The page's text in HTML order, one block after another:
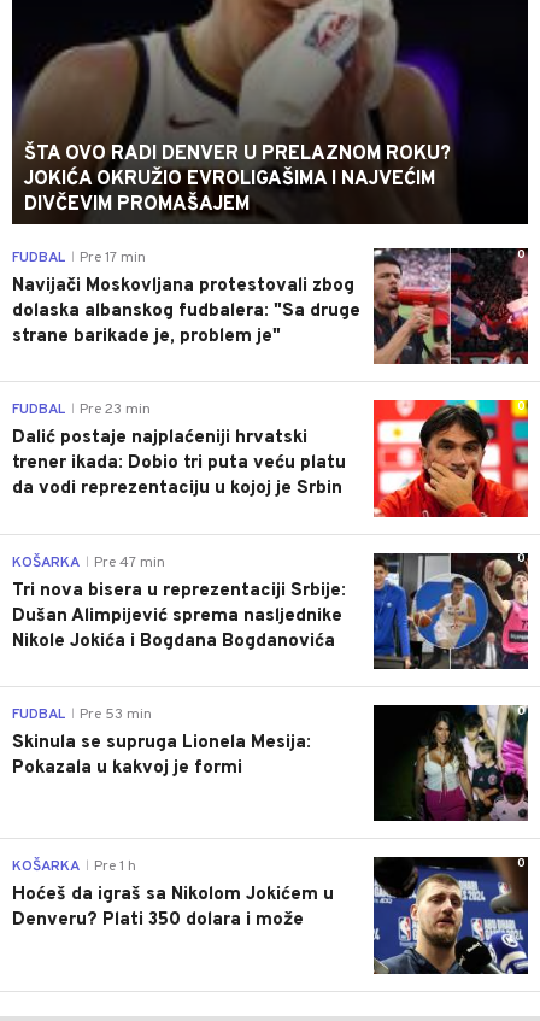
ŠTA OVO RADI DENVER U PRELAZNOM ROKU?
JOKIĆA OKRUŽIO EVROLIGAŠIMA I NAJVEĆIM
DIVČEVIM PROMAŠAJEM
0
FUDBAL Pre 17 min
Navijači Moskovljana protestovali zbog
dolaska albanskog fudbalera: "Sa druge
strane barikade je, problem je"
0
FUDBAL Pre 23 min
Dalić postaje najplaćeniji hrvatski
trener ikada: Dobio tri puta veću platu
da vodi reprezentaciju u kojoj je Srbin
0
KOŠARKA Pre 47 min
Tri nova bisera u reprezentaciji Srbije:
Dušan Alimpijević sprema nasljednike
Nikole Jokića i Bogdana Bogdanovića
0
FUDBAL Pre 53 min
Skinula se supruga Lionela Mesija:
Pokazala u kakvoj je formi
0
KOŠARKA Pre 1 h
Hoćeš da igraš sa Nikolom Jokićem u
Denveru? Plati 350 dolara i može